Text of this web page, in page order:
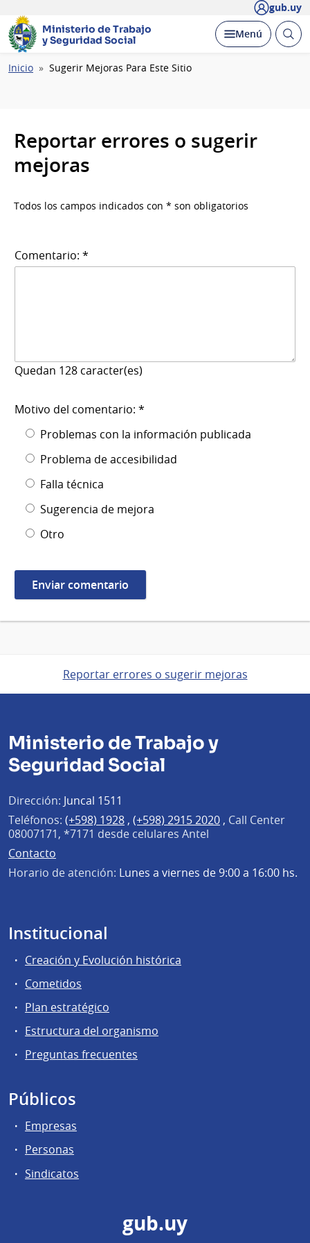
gub.uy
Ministerio de Trabajo
y Seguridad Social
Desplegar
Menú Abrir
Ruta
Inicio Sugerir Mejoras Para Este Sitio
Reportar errores o sugerir
mejoras
Todos los campos indicados con * son obligatorios
Comentario: *
Quedan 128 caracter(es)
Motivo del comentario: *
Problemas con la información publicada
Problema de accesibilidad
Falla técnica
Sugerencia de mejora
Otro
Reportar errores o sugerir mejoras
Ministerio de Trabajo y
Seguridad Social
Dirección: Juncal 1511
Teléfonos: (+598) 1928 , (+598) 2915 2020 , Call Center
08007171, *7171 desde celulares Antel
Contacto
Horario de atención: Lunes a viernes de 9:00 a 16:00 hs.
Institucional
Creación y Evolución histórica
Cometidos
Plan estratégico
Estructura del organismo
Preguntas frecuentes
Públicos
Empresas
Personas
Sindicatos
gub.uy